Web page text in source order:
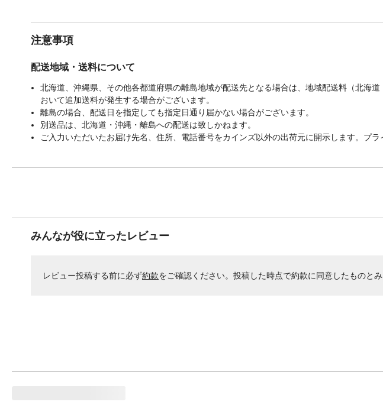
注意事項
配送地域・送料について
北海道、沖縄県、その他各都道府県の離島地域が配送先となる場合は、地域配送料（北海
おいて追加送料が発生する場合がございます。
離島の場合、配送日を指定しても指定日通り届かない場合がございます。
別送品は、北海道・沖縄・離島への配送は致しかねます。
ご入力いただいたお届け先名、住所、電話番号をカインズ以外の出荷元に開示します。プ
みんなが役に立ったレビュー
レビュー投稿する前に必ず約款をご確認ください。投稿した時点で約款に同意したものとみ